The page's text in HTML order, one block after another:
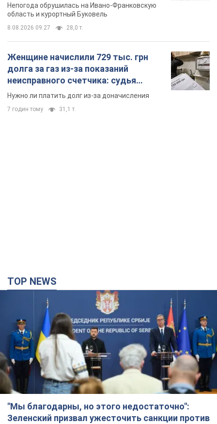
Непогода обрушилась на Ивано-Франковскую
область и курортный Буковель
8.08.2026 09:27 28,0 т.
Женщине начислили 729 тыс. грн
долга за газ из-за показаний
неисправного счетчика: судья
вынес неожиданное решение
Нужно ли платить долг из-за доначисления
7 годин тому 31,1 т.
TOP NEWS
"Мы благодарны, но этого недостаточно":
Зеленский призвал ужесточить санкции против